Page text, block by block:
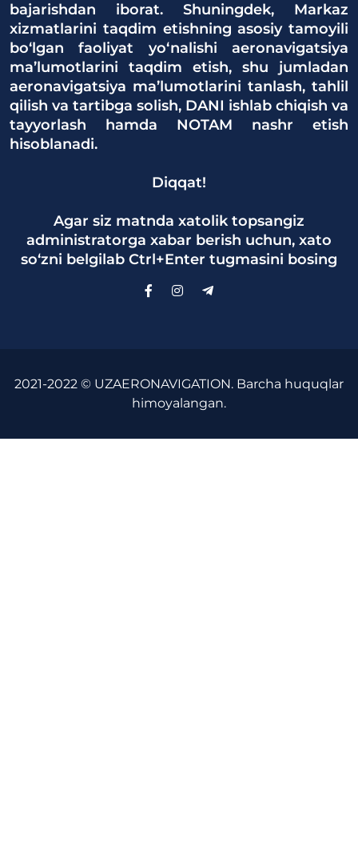
bajarishdan iborat. Shuningdek, Markaz
xizmatlarini taqdim etishning asosiy tamoyili
bo‘lgan faoliyat yo‘nalishi aeronavigatsiya
ma’lumotlarini taqdim etish, shu jumladan
aeronavigatsiya ma’lumotlarini tanlash, tahlil
qilish va tartibga solish, DANI ishlab chiqish va
tayyorlash hamda NOTAM nashr etish
hisoblanadi.
Diqqat!
Agar siz matnda xatolik topsangiz
administratorga xabar berish uchun, xato
so‘zni belgilab Ctrl+Enter tugmasini bosing
2021-2022 © UZAERONAVIGATION. Barcha huquqlar
himoyalangan.